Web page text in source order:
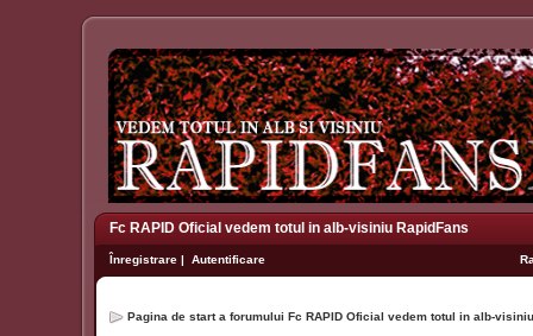
Fc RAPID Oficial vedem totul in alb-visiniu RapidFans
Înregistrare | Autentificare
Pagina de start a forumului Fc RAPID Oficial vedem totul in alb-